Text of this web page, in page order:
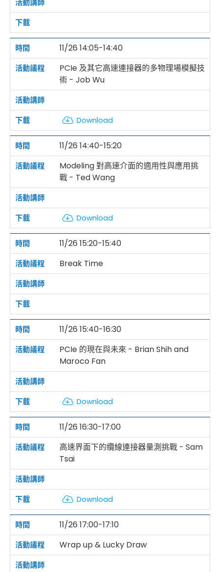
11/26 14:05-14:40
PCIe 及其它高速連接器的多物理場模擬技
術 - Job Wu
Download
11/26 14:40-15:20
Modeling 對高速介面的適用性與應用挑
戰 - Ted Wang
Download
11/26 15:20-15:40
Break Time
11/26 15:40-16:30
PCIe 的現在與未來 - Brian Shih and
Maroco Fan
Download
11/26 16:30-17:00
高速界面下的纜線連接器量測挑戰 - Sam
Tsai
Download
11/26 17:00-17:10
Wrap up & Lucky Draw